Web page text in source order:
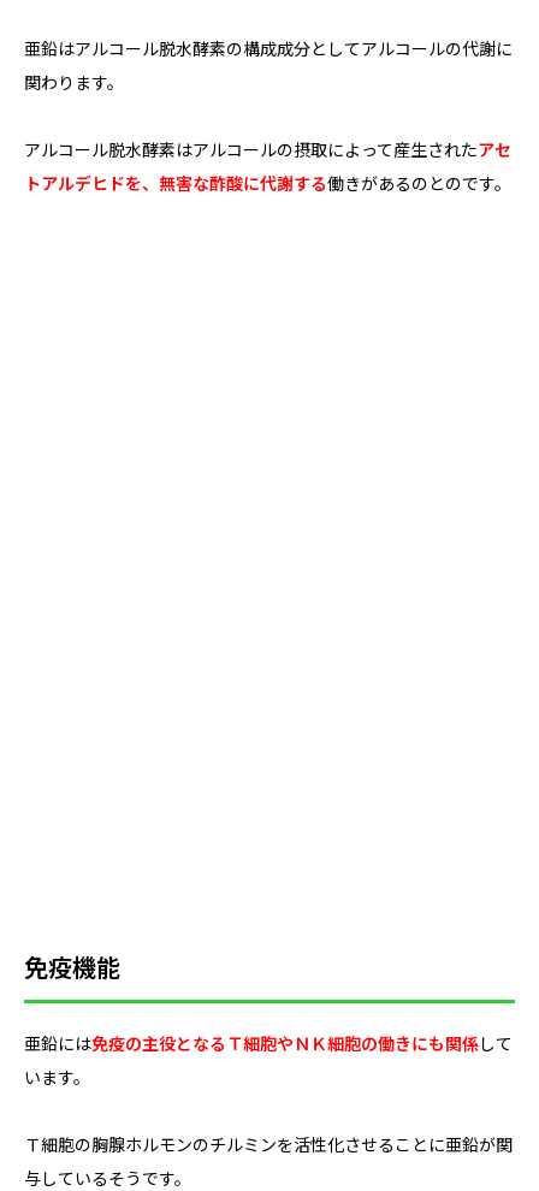
亜鉛はアルコール脱水酵素の構成成分としてアルコールの代謝に
関わります。
アルコール脱水酵素はアルコールの摂取によって産生されたアセ
トアルデヒドを、無害な酢酸に代謝する働きがあるのとのです。
免疫機能
亜鉛には免疫の主役となるＴ細胞やＮＫ細胞の働きにも関係して
います。
Ｔ細胞の胸腺ホルモンのチルミンを活性化させることに亜鉛が関
与しているそうです。